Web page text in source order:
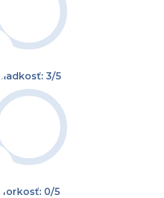
Sladkosť: 3/5
Horkosť: 0/5